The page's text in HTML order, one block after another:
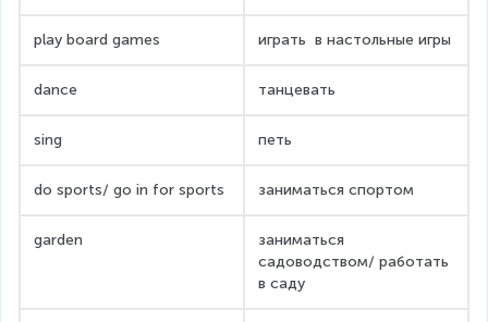
play board games играть  в настольные игры
dance танцевать
sing петь
do sports/ go in for sports заниматься спортом
garden
заниматься
садоводством/ работать
в саду